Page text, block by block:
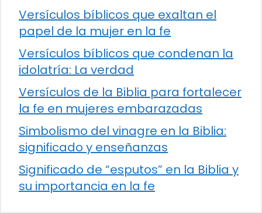
Versículos bíblicos que exaltan el
papel de la mujer en la fe
Versículos bíblicos que condenan la
idolatría: La verdad
Versículos de la Biblia para fortalecer
la fe en mujeres embarazadas
Simbolismo del vinagre en la Biblia:
significado y enseñanzas
Significado de “esputos” en la Biblia y
su importancia en la fe